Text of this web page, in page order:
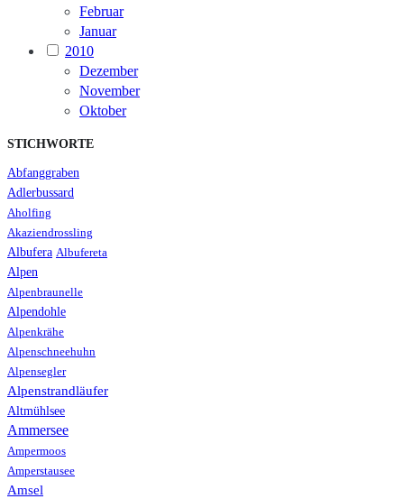
Februar
Januar
2010
Dezember
November
Oktober
STICHWORTE
Abfanggraben
Adlerbussard
Aholfing
Akaziendrossling
Albufera Albufereta
Alpen
Alpenbraunelle
Alpendohle
Alpenkrähe
Alpenschneehuhn
Alpensegler
Alpenstrandläufer
Altmühlsee
Ammersee
Ampermoos
Amperstausee
Amsel